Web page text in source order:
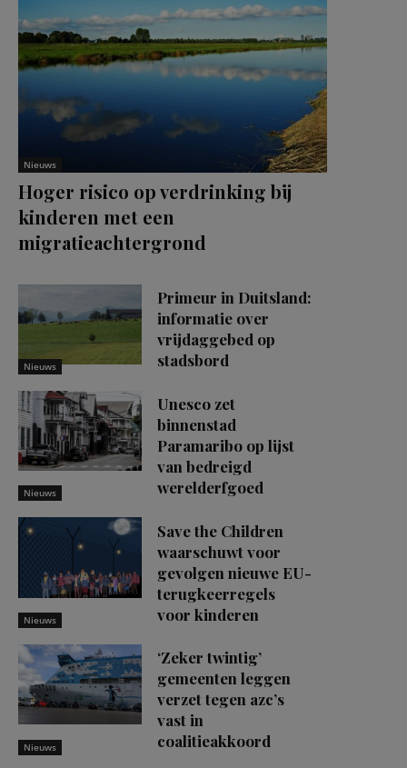
Nieuws
Hoger risico op verdrinking bij
kinderen met een
migratieachtergrond
Nieuws
Primeur in Duitsland:
informatie over
vrijdaggebed op
stadsbord
Nieuws
Unesco zet
binnenstad
Paramaribo op lijst
van bedreigd
werelderfgoed
Nieuws
Save the Children
waarschuwt voor
gevolgen nieuwe EU-
terugkeerregels
voor kinderen
Nieuws
‘Zeker twintig’
gemeenten leggen
verzet tegen azc’s
vast in
coalitieakkoord